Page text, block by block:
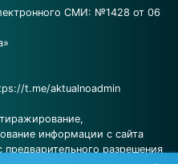
СМИ: №1428 от 06
t.me/aktualnoadmin
информации с сайта
разрешения